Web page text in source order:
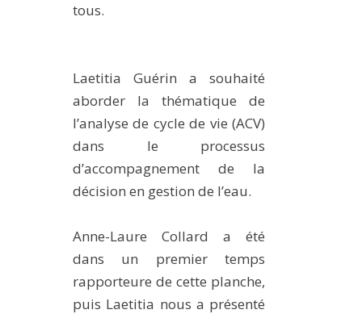
tous.
Laetitia Guérin a souhaité
aborder la thématique de
l’analyse de cycle de vie (ACV)
dans le processus
d’accompagnement de la
décision en gestion de l’eau.
Anne-Laure Collard a été
dans un premier temps
rapporteure de cette planche,
puis Laetitia nous a présenté